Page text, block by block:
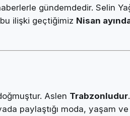
gündemdedir. Selin
bu ilişki geçtiğimiz Nisan
Aslen Trabzonludur.
paylaştığı moda, yaşam